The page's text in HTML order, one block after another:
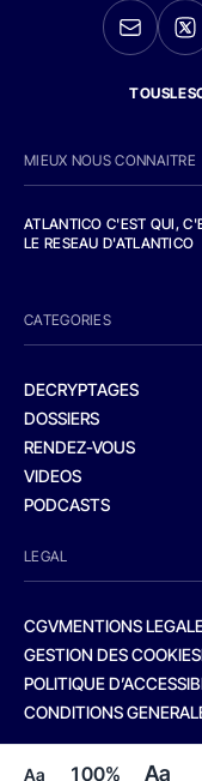
Aa 100% Aa
MIEUX NOUS CONNAITRE
ATLANTICO C'EST QUI,
LE RESEAU D'ATLANTICO
CATEGORIES
DECRYPTAGES
DOSSIERS
RENDEZ-VOUS
VIDEOS
PODCASTS
LEGAL
CGVMENTIONS
GESTION DES COOKIES
POLITIQUE
CONDITIONS